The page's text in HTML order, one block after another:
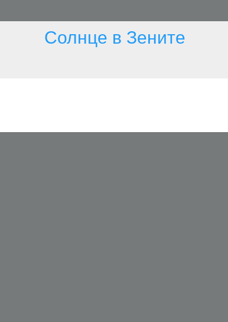
Солнце в Зените